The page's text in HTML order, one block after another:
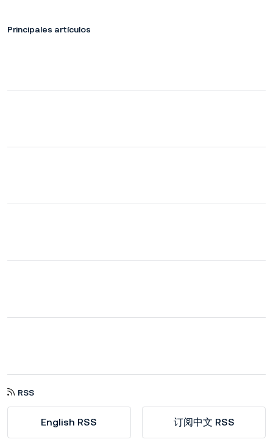
Principales artículos
RSS
English RSS 订阅中文 RSS